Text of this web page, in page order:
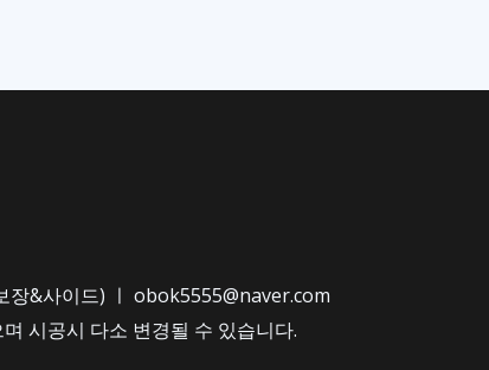
장&사이드) ㅣ obok5555@naver.com
시공시 다소 변경될 수 있습니다.